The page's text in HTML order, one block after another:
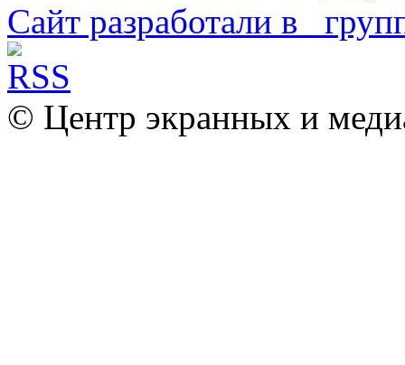
Сайт разработали в
© Центр экранных и